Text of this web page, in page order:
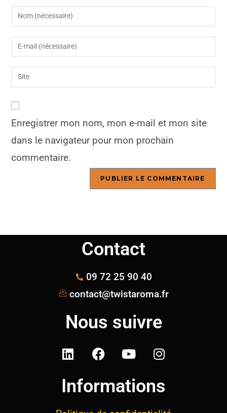
Enregistrer mon nom, mon e-mail et mon site
dans le navigateur pour mon prochain
commentaire.
Contact
09 72 25 90 40
contact@twistaroma.fr
Nous suivre
Informations